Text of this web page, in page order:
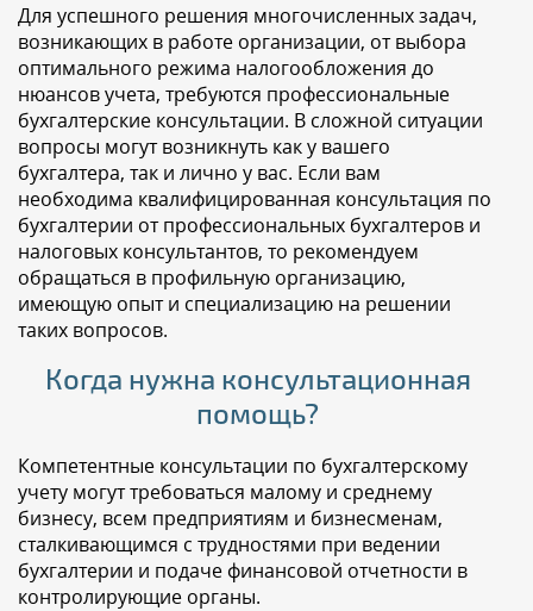
Для успешного решения многочисленных задач,
возникающих в работе организации, от выбора
оптимального режима налогообложения до
нюансов учета, требуются профессиональные
бухгалтерские консультации. В сложной ситуации
вопросы могут возникнуть как у вашего
бухгалтера, так и лично у вас. Если вам
необходима квалифицированная консультация по
бухгалтерии от профессиональных бухгалтеров и
налоговых консультантов, то рекомендуем
обращаться в профильную организацию,
имеющую опыт и специализацию на решении
таких вопросов.
Когда нужна консультационная
помощь?
Компетентные консультации по бухгалтерскому
учету могут требоваться малому и среднему
бизнесу, всем предприятиям и бизнесменам,
сталкивающимся с трудностями при ведении
бухгалтерии и подаче финансовой отчетности в
контролирующие органы.